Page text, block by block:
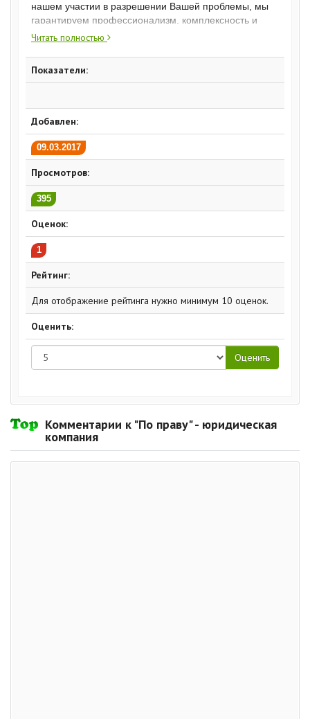
нашем участии в разрешении Вашей проблемы, мы
гарантируем профессионализм, комплексность и
глубину проработки задач, вежливое и доступное
нашего сотрудничества.
Читать полностью
Показатели:
Добавлен:
09.03.2017
Просмотров:
395
Оценок:
1
Рейтинг:
Для отображение рейтинга нужно минимум 10 оценок.
Оценить:
Комментарии к "По праву" - юридическая
компания